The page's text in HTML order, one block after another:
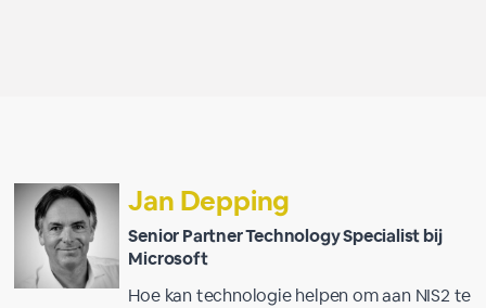
Jan Depping
Senior Partner Technology Specialist bij
Microsoft
Hoe kan technologie helpen om aan NIS2 te